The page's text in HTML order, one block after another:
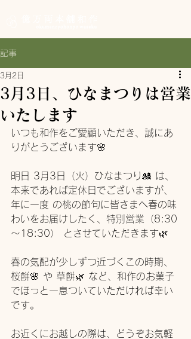
記事
3月3日、ひなまつりは営業
いたします
3月2日
いつも和作をご愛顧いただき、誠にあ
りがとうございます🌸
明日 3月3日（火）ひなまつり🎎 は、
本来であれば定休日でございますが、
年に一度 の桃の節句に皆さまへ春の味
わいをお届けしたく、特別営業（8:30
～18:30） とさせていただきます🌿
春の気配が少しずつ近づくこの時期、
桜餅🌸 や 草餅🌿 など、和作のお菓子
でほっと一息ついていただければ幸い
です。
お近くにお越しの際は、どうぞお気軽